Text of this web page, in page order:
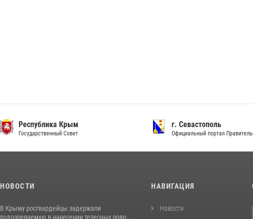
Республика Крым
Государственный Совет
г. Севастополь
Официальный портал
НОВОСТИ
В Крыму росгвардейцы задержали
подозреваемую в нанесении телесных повр...
НАВИГАЦИЯ
Новости